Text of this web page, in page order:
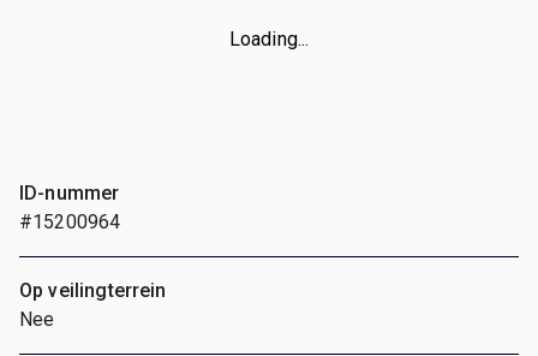
Loading...
ID-nummer
#15200964
Op veilingterrein
Nee